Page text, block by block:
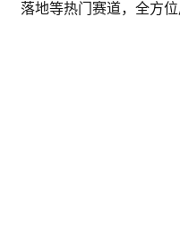
落地等热门赛道，全方